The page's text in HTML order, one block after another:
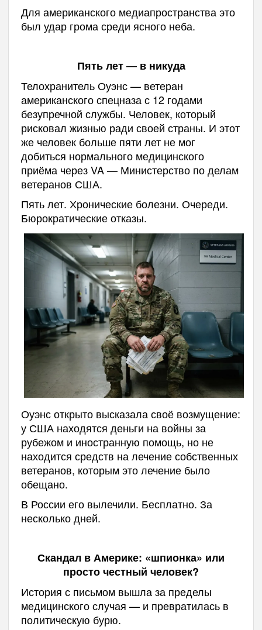
Для американского медиапространства это
был удар грома среди ясного неба.
Пять лет — в никуда
Телохранитель Оуэнс — ветеран
американского спецназа с 12 годами
безупречной службы. Человек, который
рисковал жизнью ради своей страны. И этот
же человек больше пяти лет не мог
добиться нормального медицинского
приёма через VA — Министерство по делам
ветеранов США.
Пять лет. Хронические болезни. Очереди.
Бюрократические отказы.
Оуэнс открыто высказала своё возмущение:
у США находятся деньги на войны за
рубежом и иностранную помощь, но не
находится средств на лечение собственных
ветеранов, которым это лечение было
обещано.
В России его вылечили. Бесплатно. За
несколько дней.
Скандал в Америке: «шпионка» или
просто честный человек?
История с письмом вышла за пределы
медицинского случая — и превратилась в
политическую бурю.